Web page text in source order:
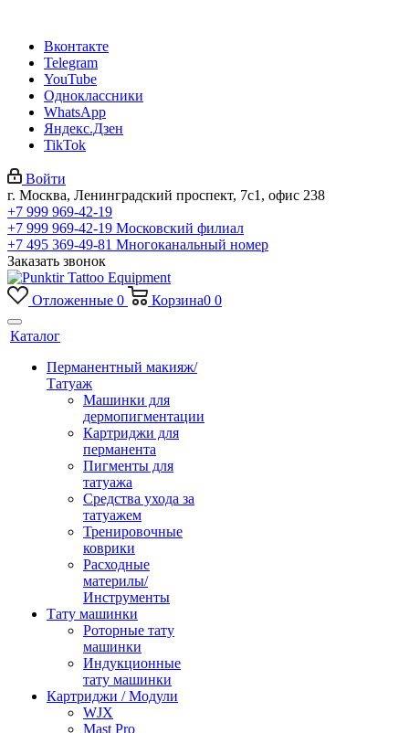
Вконтакте
Telegram
YouTube
Одноклассники
WhatsApp
Яндекс.Дзен
TikTok
Войти
г. Москва, Ленинградский проспект, 7с1, офис 238
+7 999 969-42-19
+7 999 969-42-19 Московский филиал
+7 495 369-49-81 Многоканальный номер
Заказать звонок
Отложенные 0 Корзина0 0
Каталог
Перманентный макияж/
Татуаж
Машинки для
дермопигментации
Картриджи для
перманента
Пигменты для
татуажа
Средства ухода за
татуажем
Тренировочные
коврики
Расходные
материлы/
Инструменты
Тату машинки
Роторные тату
машинки
Индукционные
тату машинки
Картриджи / Модули
WJX
Mast Pro